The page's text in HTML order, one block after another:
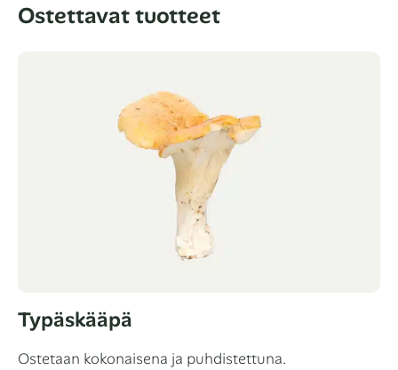
Ostettavat tuotteet
Typäskääpä
Ostetaan kokonaisena ja puhdistettuna.